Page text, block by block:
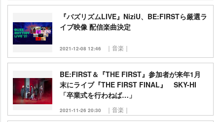
『バズリズムLIVE』NiziU、BE:FIRSTら厳選ラ
イブ映像 配信楽曲決定
2021-12-08 12:46 ｜音楽｜
BE:FIRST＆『THE FIRST』参加者が来年1月
末にライブ『THE FIRST FINAL』 SKY-HI
「卒業式を行わねば…」
2021-11-26 20:30 ｜音楽｜